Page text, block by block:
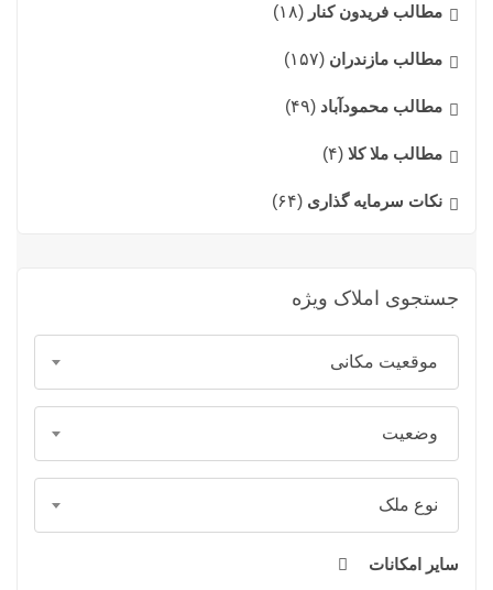
مطالب فریدون کنار (۱۸)
مطالب مازندران (۱۵۷)
مطالب محمودآباد (۴۹)
مطالب ملا کلا (۴)
نکات سرمایه گذاری (۶۴)
جستجوی املاک ویژه
موقعیت مکانی
وضعیت
نوع ملک
سایر امکانات